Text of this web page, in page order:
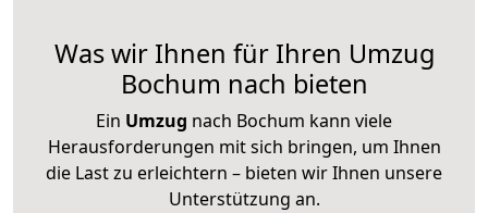
Was wir Ihnen für Ihren Umzug
Bochum nach bieten
Ein Umzug nach Bochum kann viele
Herausforderungen mit sich bringen, um Ihnen
die Last zu erleichtern – bieten wir Ihnen unsere
Unterstützung an.